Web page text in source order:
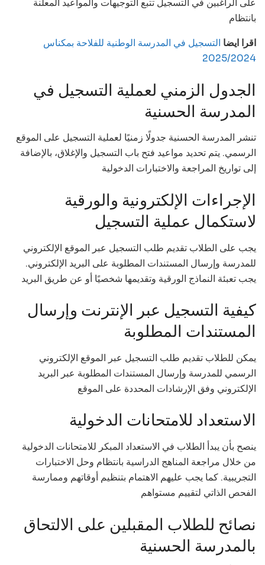
على الراغبين في التسجيل تتبع التوجيهات والمواعيد المعلنة
بانتظام
اقرا ايضا التسجيل في المدرسة الوطنية للفلاحة بمكناس
2025/2024
الجدول الزمني لعملية التسجيل في
المدرسة الحسنية
تنشر المدرسة الحسنية جدولًا زمنيًا لعملية التسجيل على الموقع
الرسمي. يتم تحديد مواعيد فتح باب التسجيل والإغلاق، بالإضافة
إلى تواريخ المراجعة والاختبارات الدخولية
الإجراءات الإلكترونية والورقية
لاستكمال عملية التسجيل
يجب على الطلاب تقديم طلب التسجيل عبر الموقع الإلكتروني
للمدرسة وإرسال المستندات المطلوبة على البريد الإلكتروني.
يجب تعبئة النماذج الورقية وتقديمها شخصيًا أو عن طريق البريد
كيفية التسجيل عبر الإنترنت وإرسال
المستندات المطلوبة
يمكن للطلاب تقديم طلب التسجيل عبر الموقع الإلكتروني
الرسمي للمدرسة وإرسال المستندات المطلوبة عبر البريد
الإلكتروني وفق الإرشادات المحددة على الموقع
الاستعداد للامتحانات الدخولية
ينصح بأن يبدأ الطلاب في الاستعداد المبكر للامتحانات الدخولية
من خلال مراجعة المناهج الدراسية بانتظام وحل الاختبارات
التجريبية. كما يجب عليهم الاهتمام بتنظيم أوقاتهم وممارسة
الفحص الذاتي لتقييم مستواهم
نصائح للطلاب المقبلين على الالتحاق
بالمدرسة الحسنية